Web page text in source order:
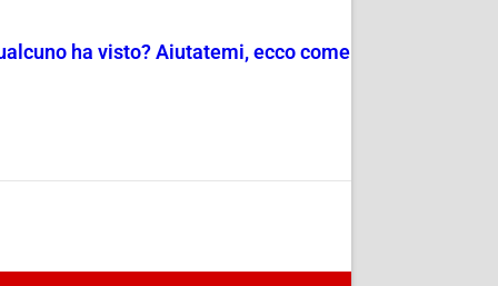
ha visto? Aiutatemi, ecco come